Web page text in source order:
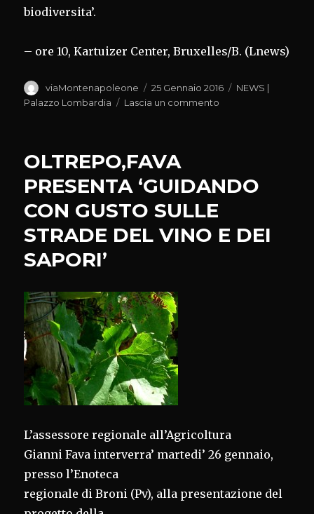
biodiversita’.
– ore 10, Kartuizer Center, Bruxelles/B. (Lnews)
Autore
viaMontenapoleone
Pubblicato
il
25 Gennaio 2016 Categorie
NEWS |
Palazzo Lombardia
Lascia un commento
PER
INTEGRATO
OLTREPO,FAVA
PRESENTA ‘GUIDANDO
CON GUSTO SULLE
STRADE DEL VINO E DEI
SAPORI’
L’assessore regionale all’Agricoltura
Gianni Fava interverra’ martedi’ 26 gennaio,
presso l’Enoteca
regionale di Broni (Pv), alla presentazione del